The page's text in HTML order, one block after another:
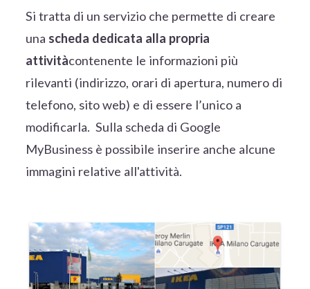
Si tratta di un servizio che permette di creare
una scheda dedicata alla propria
attivitàcontenente le informazioni più
rilevanti (indirizzo, orari di apertura, numero di
telefono, sito web) e di essere l’unico a
modificarla. Sulla scheda di Google
MyBusiness è possibile inserire anche alcune
immagini relative all'attività.